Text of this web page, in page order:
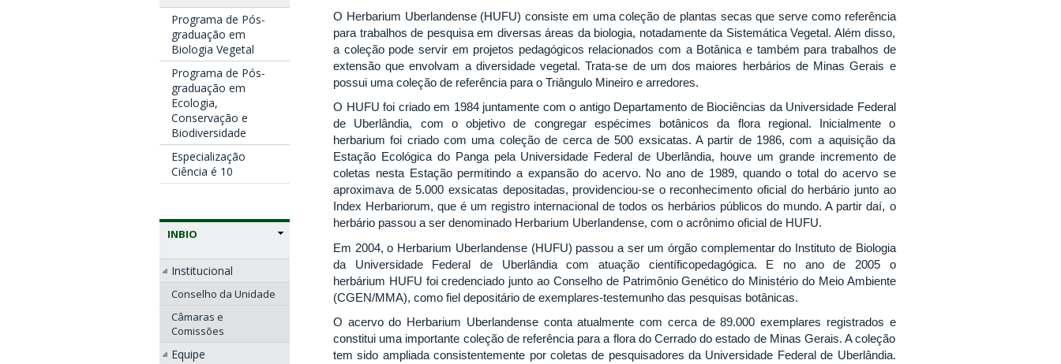
Programa de Pós-
graduação em
Biologia Vegetal
Programa de Pós-
graduação em
Ecologia,
Conservação e
Biodiversidade
Especialização
Ciência é 10
INBIO
Institucional
Conselho da Unidade
Câmaras e
Comissões
Equipe
O Herbarium Uberlandense (HUFU) consiste em uma coleção de plantas secas que serve como referência
para trabalhos de pesquisa em diversas áreas da biologia, notadamente da Sistemática Vegetal. Além disso,
a coleção pode servir em projetos pedagógicos relacionados com a Botânica e também para trabalhos de
extensão que envolvam a diversidade vegetal. Trata-se de um dos maiores herbários de Minas Gerais e
possui uma coleção de referência para o Triângulo Mineiro e arredores.
O HUFU foi criado em 1984 juntamente com o antigo Departamento de Biociências da Universidade Federal
de Uberlândia, com o objetivo de congregar espécimes botânicos da flora regional. Inicialmente o
herbarium foi criado com uma coleção de cerca de 500 exsicatas. A partir de 1986, com a aquisição da
Estação Ecológica do Panga pela Universidade Federal de Uberlândia, houve um grande incremento de
coletas nesta Estação permitindo a expansão do acervo. No ano de 1989, quando o total do acervo se
aproximava de 5.000 exsicatas depositadas, providenciou-se o reconhecimento oficial do herbário junto ao
Index Herbariorum, que é um registro internacional de todos os herbários públicos do mundo. A partir daí, o
herbário passou a ser denominado Herbarium Uberlandense, com o acrônimo oficial de HUFU.
Em 2004, o Herbarium Uberlandense (HUFU) passou a ser um órgão complementar do Instituto de Biologia
da Universidade Federal de Uberlândia com atuação científicopedagógica. E no ano de 2005 o
herbárium HUFU foi credenciado junto ao Conselho de Patrimônio Genético do Ministério do Meio Ambiente
(CGEN/MMA), como fiel depositário de exemplares-testemunho das pesquisas botânicas.
O acervo do Herbarium Uberlandense conta atualmente com cerca de 89.000 exemplares registrados e
constitui uma importante coleção de referência para a flora do Cerrado do estado de Minas Gerais. A coleção
tem sido ampliada consistentemente por coletas de pesquisadores da Universidade Federal de Uberlândia.